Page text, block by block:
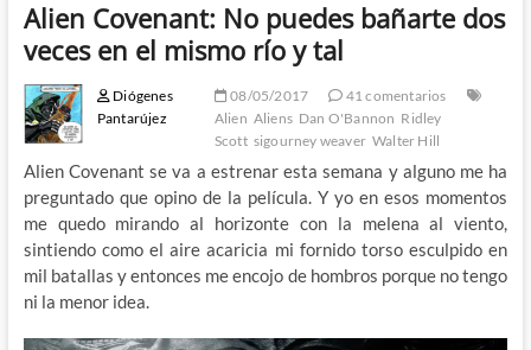
Alien Covenant: No puedes bañarte dos
veces en el mismo río y tal
Diógenes
Pantarújez
08/05/2017
41 comentarios
Alien Aliens Dan O'Bannon Ridley
Scott sigourney weaver Walter Hill
Alien Covenant se va a estrenar esta semana y alguno me ha
preguntado que opino de la película. Y yo en esos momentos
me quedo mirando al horizonte con la melena al viento,
sintiendo como el aire acaricia mi fornido torso esculpido en
mil batallas y entonces me encojo de hombros porque no tengo
ni la menor idea.